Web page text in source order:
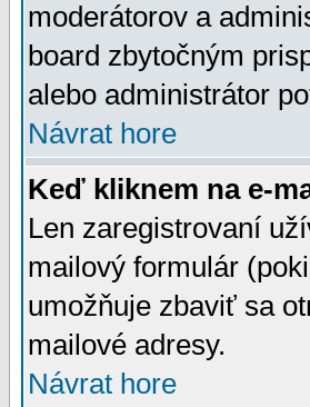
moderátorov a
board zbytočným
alebo administrátor
Návrat hore
Keď kliknem na e-
Len zaregistrovaní
mailový formulár
umožňuje zbaviť sa
mailové adresy.
Návrat hore